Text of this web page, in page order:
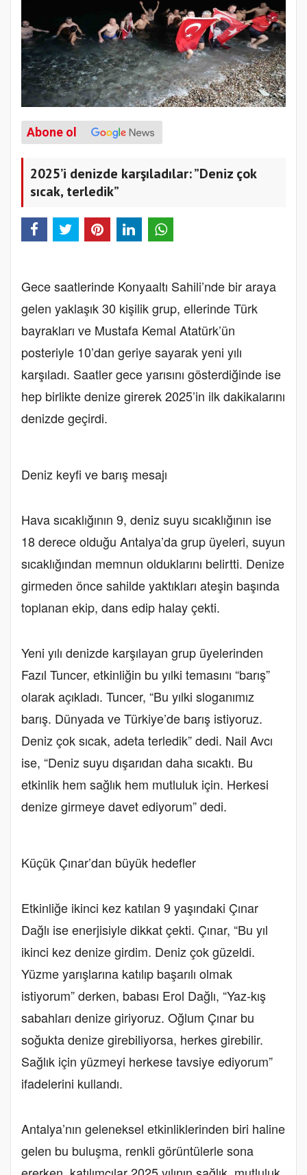
Abone ol
2025’i denizde karşıladılar: ”Deniz çok
sıcak, terledik”
Gece saatlerinde Konyaaltı Sahili’nde bir araya
gelen yaklaşık 30 kişilik grup, ellerinde Türk
bayrakları ve Mustafa Kemal Atatürk’ün
posteriyle 10’dan geriye sayarak yeni yılı
karşıladı. Saatler gece yarısını gösterdiğinde ise
hep birlikte denize girerek 2025’in ilk dakikalarını
denizde geçirdi.
Deniz keyfi ve barış mesajı
Hava sıcaklığının 9, deniz suyu sıcaklığının ise
18 derece olduğu Antalya’da grup üyeleri, suyun
sıcaklığından memnun olduklarını belirtti. Denize
girmeden önce sahilde yaktıkları ateşin başında
toplanan ekip, dans edip halay çekti.
Yeni yılı denizde karşılayan grup üyelerinden
Fazıl Tuncer, etkinliğin bu yılki temasını “barış”
olarak açıkladı. Tuncer, “Bu yılki sloganımız
barış. Dünyada ve Türkiye’de barış istiyoruz.
Deniz çok sıcak, adeta terledik” dedi. Nail Avcı
ise, “Deniz suyu dışarıdan daha sıcaktı. Bu
etkinlik hem sağlık hem mutluluk için. Herkesi
denize girmeye davet ediyorum” dedi.
Küçük Çınar’dan büyük hedefler
Etkinliğe ikinci kez katılan 9 yaşındaki Çınar
Dağlı ise enerjisiyle dikkat çekti. Çınar, “Bu yıl
ikinci kez denize girdim. Deniz çok güzeldi.
Yüzme yarışlarına katılıp başarılı olmak
istiyorum” derken, babası Erol Dağlı, “Yaz-kış
sabahları denize giriyoruz. Oğlum Çınar bu
soğukta denize girebiliyorsa, herkes girebilir.
Sağlık için yüzmeyi herkese tavsiye ediyorum”
ifadelerini kullandı.
Antalya’nın geleneksel etkinliklerinden biri haline
gelen bu buluşma, renkli görüntülerle sona